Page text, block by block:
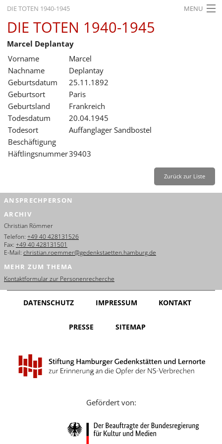
DIE TOTEN 1940-1945 MENU
STARTSEITE
AKTUELLES
AUSSTELLUNGEN
GESCHICHTE
BILDUNG
FORSCHUNG
SERVICE
Français
Dansk
Español
Nederlands
Português
Русский
Leichte Sprache
DIE TOTEN 1940-1945
Marcel Deplantay
Vorname
Marcel
Nachname
Deplantay
Geburtsdatum
25.11.1892
Geburtsort
Paris
Geburtsland
Frankreich
Todesdatum
20.04.1945
Todesort
Auffanglager Sandbostel
Beschäftigung
Häftlingsnummer39403
Zurück zur Liste
ANSPRECHPERSON
ARCHIV
Christian Römmer
Telefon: +49 40 428131526
Fax: +49 40 428131501
E-Mail: christian.roemmer@gedenkstaetten.hamburg.de
MEHR ZUM THEMA
Kontaktformular zur Personenrecherche
DATENSCHUTZ IMPRESSUM KONTAKT
PRESSE SITEMAP
Gefördert von: